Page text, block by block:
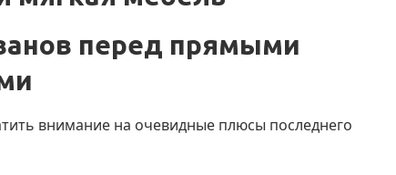
перед прямыми
внимание на очевидные плюсы последнего